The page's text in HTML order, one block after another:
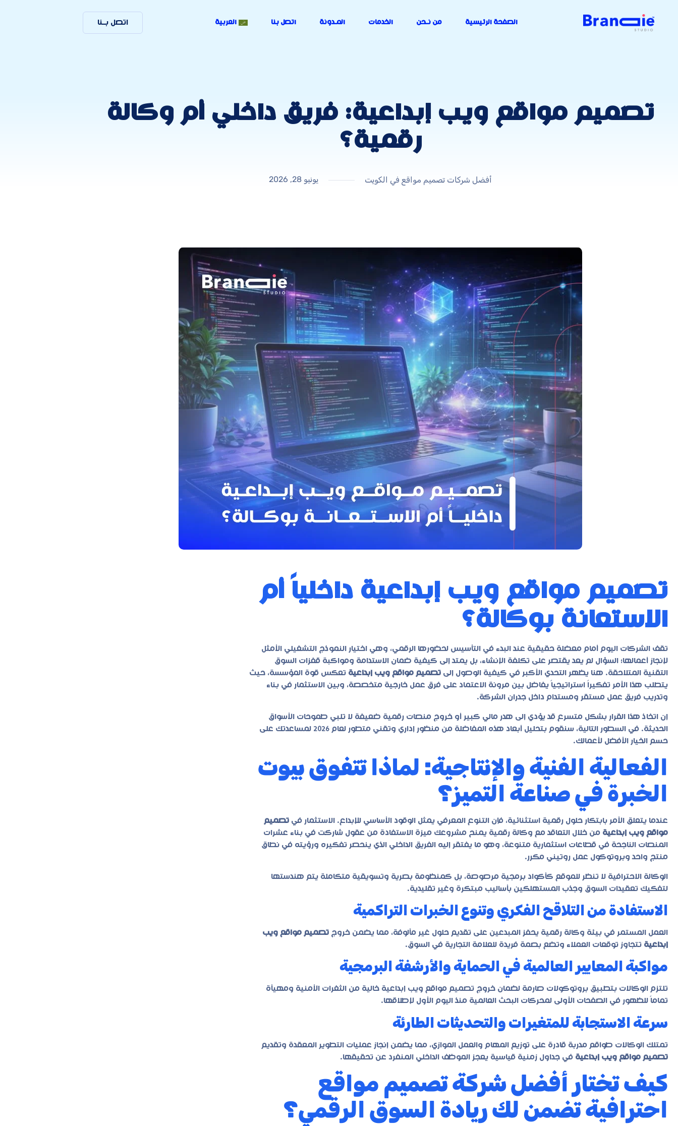
الصفحة الرئيسية من نـحن الخدمات المـدونة اتصل بنا العربية اتصل بـنا
تصميم مواقع ويب إبداعية: فريق داخلي أم وكالة
رقمية؟
أفضل شركات تصميم مواقع في الكويت يونيو 28, 2026
تصميم مواقع ويب إبداعية داخلياً أم
الاستعانة بوكالة؟
تقف الشركات اليوم أمام معضلة حقيقية عند البدء في التأسيس لحضورها الرقمي، وهي اختيار النموذج التشغيلي الأمثل
لإنجاز أعمالها؛ السؤال لم يعد يقتصر على تكلفة الإنشاء، بل يمتد إلى كيفية ضمان الاستدامة ومواكبة قفزات السوق
التقنية المتلاحقة. هنا يظهر التحدي الأكبر في كيفية الوصول إلى تصميم مواقع ويب إبداعية تعكس قوة المؤسسة، حيث
يتطلب هذا الأمر تفكيراً استراتيجياً يفاضل بين مرونة الاعتماد على فرق عمل خارجية متخصصة، وبين الاستثمار في بناء
وتدريب فريق عمل مستقر ومستدام داخل جدران الشركة.
إن اتخاذ هذا القرار بشكل متسرع قد يؤدي إلى هدر مالي كبير أو خروج منصات رقمية ضعيفة لا تلبي طموحات الأسواق
الحديثة. في السطور التالية، سنقوم بتحليل أبعاد هذه المفاضلة من منظور إداري وتقني متطور لعام 2026 لمساعدتك على
حسم الخيار الأفضل لأعمالك.
الفعالية الفنية والإنتاجية: لماذا تتفوق بيوت
الخبرة في صناعة التميز؟
عندما يتعلق الأمر بابتكار حلول رقمية استثنائية، فإن التنوع المعرفي يمثل الوقود الأساسي للإبداع. الاستثمار في تصميم
مواقع ويب إبداعية من خلال التعاقد مع وكالة رقمية يمنح مشروعك ميزة الاستفادة من عقول شاركت في بناء عشرات
المنصات الناجحة في قطاعات استثمارية متنوعة، وهو ما يفتقر إليه الفريق الداخلي الذي ينحصر تفكيره ورؤيته في نطاق
منتج واحد وبروتوكول عمل روتيني مكرر.
الوكالة الاحترافية لا تنظر للموقع كأكواد برمجية مرصوصة، بل كمنظومة بصرية وتسويقية متكاملة يتم هندستها
لتفكيك تعقيدات السوق وجذب المستهلكين بأساليب مبتكرة وغير تقليدية.
الاستفادة من التلاقح الفكري وتنوع الخبرات التراكمية
العمل المستمر في بيئة وكالة رقمية يحفز المبدعين على تقديم حلول غير مألوفة، مما يضمن خروج تصميم مواقع ويب
إبداعية تتجاوز توقعات العملاء وتضع بصمة فريدة للعلامة التجارية في السوق.
مواكبة المعايير العالمية في الحماية والأرشفة البرمجية
تلتزم الوكالات بتطبيق بروتوكولات صارمة لضمان خروج تصميم مواقع ويب إبداعية خالية من الثغرات الأمنية ومهيأة
تماماً للظهور في الصفحات الأولى لمحركات البحث العالمية منذ اليوم الأول لإطلاقها.
سرعة الاستجابة للمتغيرات والتحديثات الطارئة
تمتلك الوكالات طواقم مدربة قادرة على توزيع المهام والعمل الموازي، مما يضمن إنجاز عمليات التطوير المعقدة وتقديم
تصميم مواقع ويب إبداعية في جداول زمنية قياسية يعجز الموظف الداخلي المنفرد عن تحقيقها.
كيف تختار أفضل شركة تصميم مواقع
احترافية تضمن لك ريادة السوق الرقمي؟